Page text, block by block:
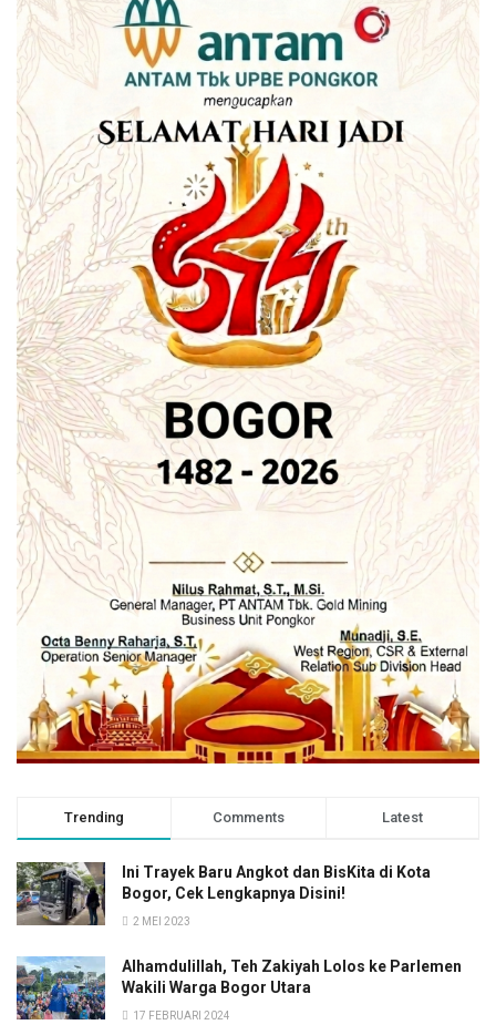
Trending Comments Latest
Ini Trayek Baru Angkot dan BisKita di Kota
Bogor, Cek Lengkapnya Disini!
2 MEI 2023
Alhamdulillah, Teh Zakiyah Lolos ke Parlemen
Wakili Warga Bogor Utara
17 FEBRUARI 2024